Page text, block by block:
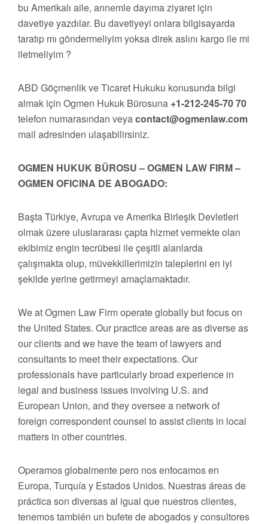
bu Amerikalı aile, annemle dayıma ziyaret için
davetiye yazdılar. Bu davetiyeyi onlara bilgisayarda
taratıp mı göndermeliyim yoksa direk aslını kargo ile mi
iletmeliyim ?
ABD Göçmenlik ve Ticaret Hukuku konusunda bilgi
almak için Ogmen Hukuk Bürosuna +1-212-245-70 70
telefon numarasından veyacontact@ogmenlaw.com
mail adresinden ulaşabilirsiniz.
OGMEN HUKUK BÜROSU – OGMEN LAW FIRM –
OGMEN OFICINA DE ABOGADO:
Başta Türkiye, Avrupa ve Amerika Birleşik Devletleri
olmak üzere uluslararası çapta hizmet vermekte olan
ekibimiz engin tecrübesi ile çeşitli alanlarda
çalışmakta olup, müvekkillerimizin taleplerini en iyi
şekilde yerine getirmeyi amaçlamaktadır.
We at Ogmen Law Firm operate globally but focus on
the United States. Our practice areas are as diverse as
our clients and we have the team of lawyers and
consultants to meet their expectations. Our
professionals have particularly broad experience in
legal and business issues involving U.S. and
European Union, and they oversee a network of
foreign correspondent counsel to assist clients in local
matters in other countries.
Operamos globalmente pero nos enfocamos en
Europa, Turquía y Estados Unidos. Nuestras áreas de
práctica son diversas al igual que nuestros clientes,
tenemos también un bufete de abogados y consultores